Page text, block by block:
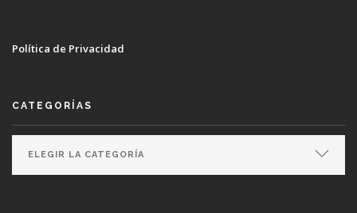
Política de Privacidad
CATEGORÍAS